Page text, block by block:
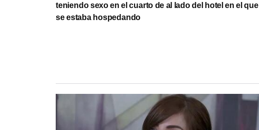
teniendo sexo en el cuarto de al lado del hotel en el que
se estaba hospedando